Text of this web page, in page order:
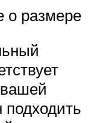
о размере